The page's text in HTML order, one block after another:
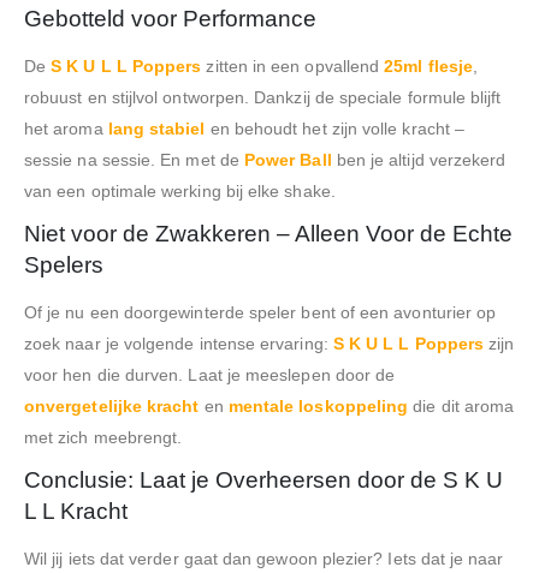
Gebotteld voor Performance
DeS K U L L Poppers zitten in een opvallend25ml flesje,
robuust en stijlvol ontworpen. Dankzij de speciale formule blijft
het aroma lang stabiel en behoudt het zijn volle kracht –
sessie na sessie. En met de Power Ball ben je altijd verzekerd
van een optimale werking bij elke shake.
Niet voor de Zwakkeren – Alleen Voor de Echte
Spelers
Of je nu een doorgewinterde speler bent of een avonturier op
zoek naar je volgende intense ervaring: S K U L L Poppers zijn
voor hen die durven. Laat je meeslepen door de
onvergetelijke kracht en mentale loskoppeling die dit aroma
met zich meebrengt.
Conclusie: Laat je Overheersen door de S K U
L L Kracht
Wil jij iets dat verder gaat dan gewoon plezier? Iets dat je naar